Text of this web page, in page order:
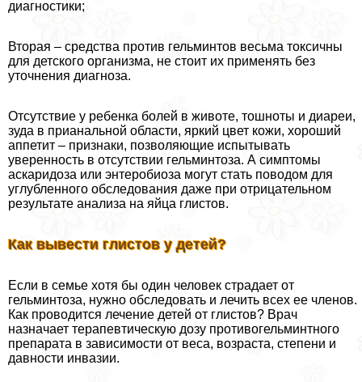
диагностики;
Вторая – средства против гельминтов весьма токсичны
для детского организма, не стоит их применять без
уточнения диагноза.
Отсутствие у ребенка болей в животе, тошноты и диареи,
зуда в приaнaльной области, яркий цвет кожи, хороший
аппетит – признаки, позволяющие испытывать
уверенность в отсутствии гельминтоза. А симптомы
аскаридоза или энтеробиоза могут стать поводом для
углубленного обследования даже при отрицательном
результате анализа на яйца глистов.
Как вывести глистов у детей?
Если в семье хотя бы один человек страдает от
гельминтоза, нужно обследовать и лечить всех ее члeнов.
Как проводится лечение детей от глистов? Врач
назначает терапевтическую дозу противогельминтного
препарата в зависимости от веса, возраста, степени и
давности инвазии.